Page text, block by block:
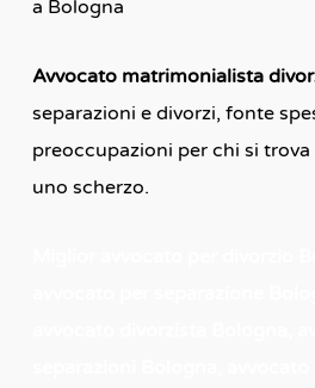
a Bologna
Avvocato matrimonialista
separazioni e divorzi, fonte
preoccupazioni per chi si
uno scherzo.